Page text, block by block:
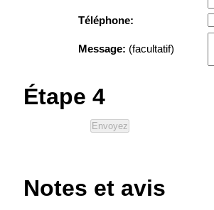
Téléphone:
Message: (facultatif)
Étape 4
Notes et avis